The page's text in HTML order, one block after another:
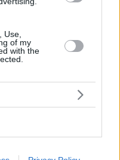
Use,
of my
with the
της φαιδράς
Ευτυχώς
εκδημία του, δεν
Έλληνα.
το συμβάν είχε και
πολιτική elite αλήτ.
θα ήταν να